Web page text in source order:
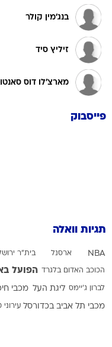
בנג'מין קולר
זיליץ סיד
מארצ'לו דוס
פייסבוק
תגיות וואלה
NBA ארסנל בית"ר
הכוכב האדום בלגרד הפועל
לברון ג'יימס ליגת העל מכבי
מכבי תל אביב בכדורסל